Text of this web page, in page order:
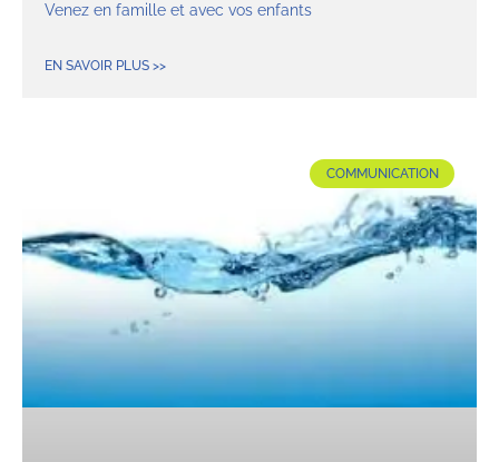
Venez en famille et avec vos enfants
EN SAVOIR PLUS >>
COMMUNICATION